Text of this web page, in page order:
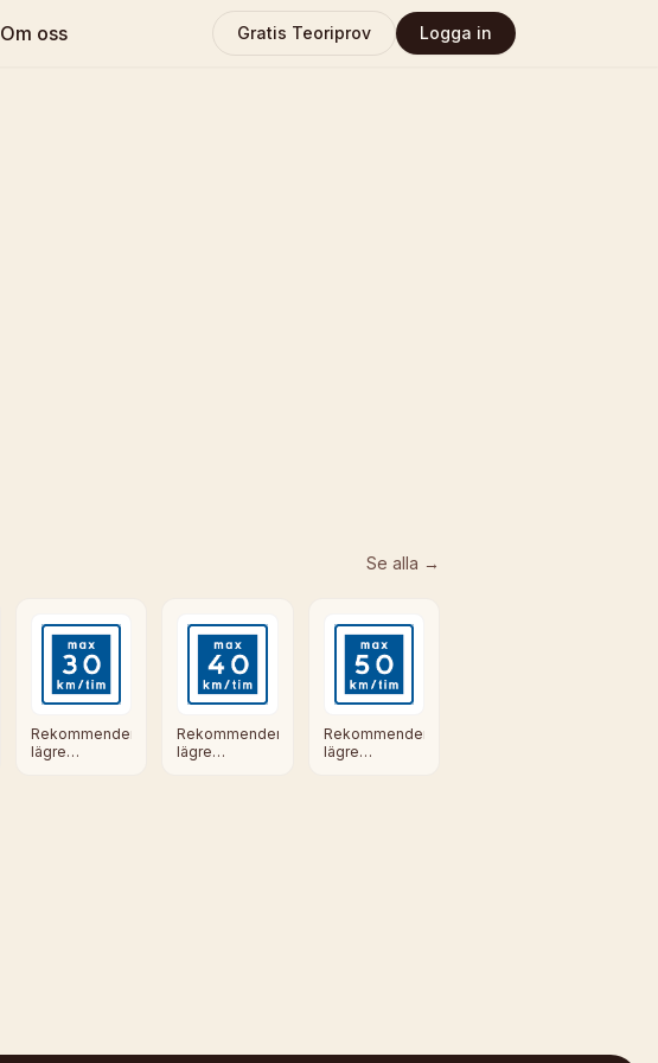
Om oss Gratis Teoriprov Logga in
Se alla →
Rekommenderad
lägre
Rekommenderad
lägre
Rekommenderad
lägre